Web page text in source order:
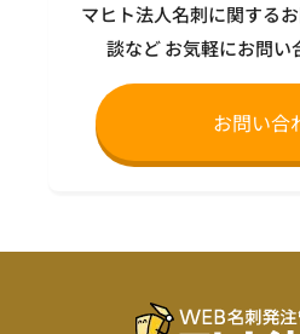
マヒト法人名刺に関する
談などお気軽にお問い
お問い合